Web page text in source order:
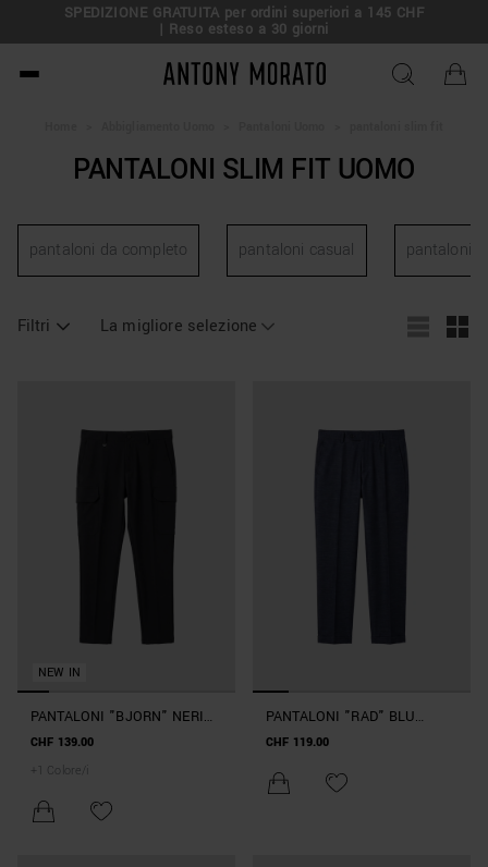
SPEDIZIONE GRATUITA per ordini superiori a 145 CHF
| Reso esteso a 30 giorni
Antony Morato - Official
PANTALONI SLIM FIT UOMO
pantaloni da completo pantaloni casual pantaloni
Filtri La migliore selezione
NEW IN
PANTALONI "BJORN" NERI
SKINNY FIT IN TESSUTO BI-
CHF 139.00
+
Colore/i
PANTALONI "RAD" BLU
MARINE SLIM FIT ALLA
STRETCH DI VISCOSA
CHF 119.00